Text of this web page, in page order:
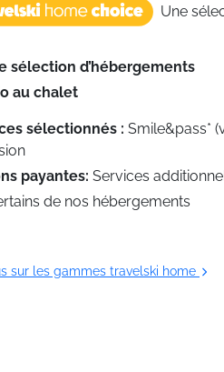
Une
sélection d’hébergements
au chalet
sélectionnés : Smile&pass*
payantes: Services
de nos hébergements
sur les gammes travelski home